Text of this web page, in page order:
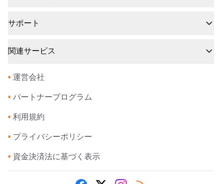
サポート
関連サービス
• 運営会社
• パートナープログラム
• 利用規約
• プライバシーポリシー
• 資金決済法に基づく表示